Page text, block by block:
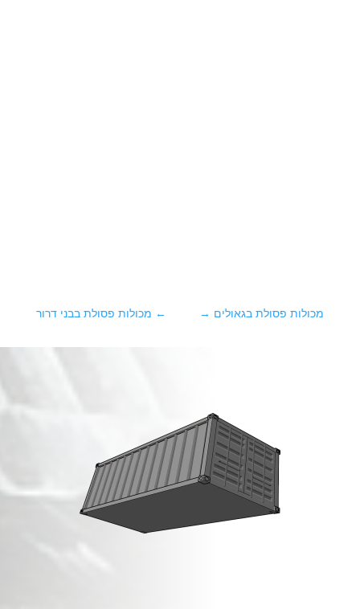
← מכולות פסולת בבני דרור מכולות פסולת בגאולים →